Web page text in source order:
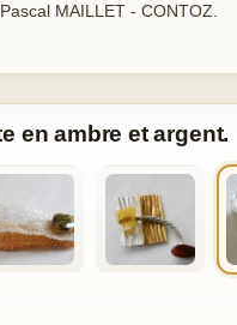
MAILLET - CONTOZ.
en ambre et argent.